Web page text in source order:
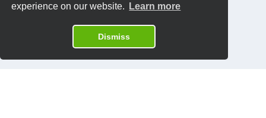
experience on our website.
Learn more
Dismiss